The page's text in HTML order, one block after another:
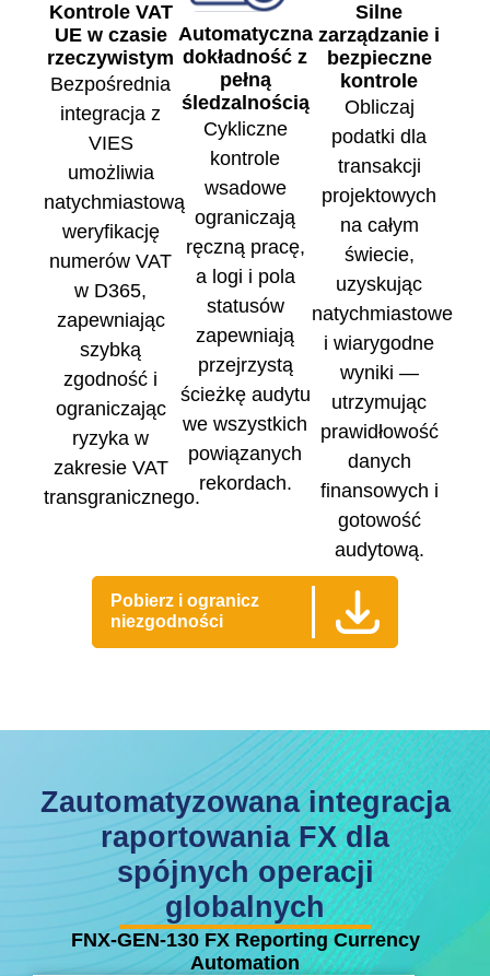
Kontrole VAT
UE w czasie
rzeczywistym
Bezpośrednia
integracja z
VIES
umożliwia
natychmiastową
weryfikację
numerów VAT
w D365,
zapewniając
szybką
zgodność i
ograniczając
ryzyka w
zakresie VAT
transgranicznego.
Automatyczna
dokładność z
pełną
śledzalnością
Cykliczne
kontrole
wsadowe
ograniczają
ręczną pracę,
a logi i pola
statusów
zapewniają
przejrzystą
ścieżkę audytu
we wszystkich
powiązanych
rekordach.
Silne
zarządzanie i
bezpieczne
kontrole
Obliczaj
podatki dla
transakcji
projektowych
na całym
świecie,
uzyskując
natychmiastowe
i wiarygodne
wyniki —
utrzymując
prawidłowość
danych
finansowych i
gotowość
audytową.
Pobierz i ogranicz
niezgodności
Zautomatyzowana integracja
raportowania FX dla
spójnych operacji
globalnych
FNX-GEN-130 FX Reporting Currency
Automation